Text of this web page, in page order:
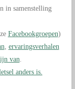
in samenstelling
Facebookgroepen)
ervaringsverhalen
van
anders is.